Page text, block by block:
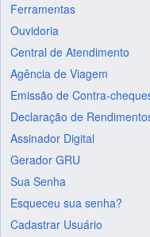
Ferramentas
Ouvidoria
Central de Atendimento
Agência de Viagem
Emissão de Contra-
Declaração de
Assinador Digital
Gerador GRU
Sua Senha
Esqueceu sua senha?
Cadastrar Usuário